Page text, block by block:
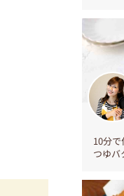
10分
つゆバ